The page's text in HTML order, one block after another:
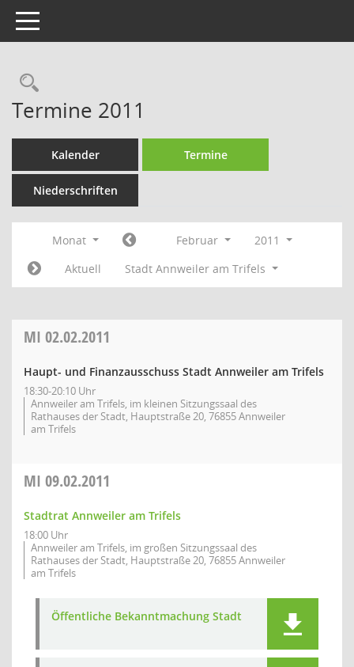
Toggle navigation
Rechercheauswahl
Termine 2011
Kalender Termine
Niederschriften
Monat Februar
2011
Aktuell
Stadt Annweiler am Trifels
MI 02.02.2011
Haupt- und Finanzausschuss Stadt Annweiler am Trifels
18:30-20:10 Uhr
Annweiler am Trifels, im kleinen Sitzungssaal des
Rathauses der Stadt, Hauptstraße 20, 76855 Annweiler
am Trifels
MI 09.02.2011
Stadtrat Annweiler am Trifels
18:00 Uhr
Annweiler am Trifels, im großen Sitzungssaal des
Rathauses der Stadt, Hauptstraße 20, 76855 Annweiler
am Trifels
Öffentliche Bekanntmachung Stadt